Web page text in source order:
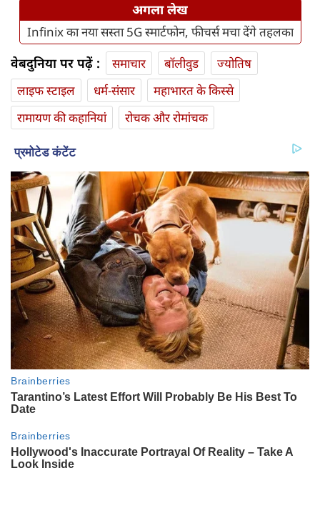
अगला लेख
Infinix का नया सस्ता 5G स्मार्टफोन, फीचर्स मचा देंगे तहलका
वेबदुनिया पर पढ़ें : समाचार बॉलीवुड
ज्योतिष
लाइफ स्‍टाइल
धर्म-संसार
महाभारत के किस्से
रामायण की कहानियां
रोचक और रोमांचक